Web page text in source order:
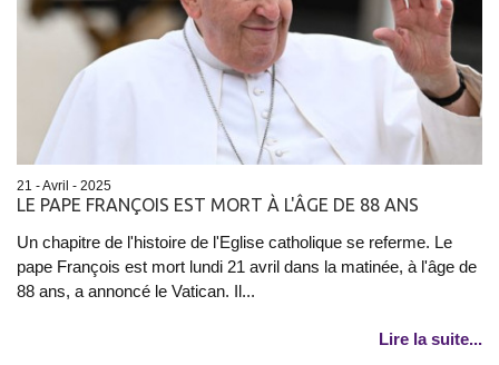
21 - Avril - 2025
LE PAPE FRANÇOIS EST MORT À L'ÂGE DE 88 ANS
Un chapitre de l'histoire de l'Eglise catholique se referme. Le
pape François est mort lundi 21 avril dans la matinée, à l'âge de
88 ans, a annoncé le Vatican. Il...
Lire la suite...